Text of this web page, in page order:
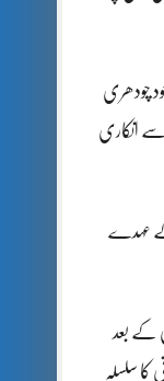
چودھری
انکاری
کے عہدے
کے بعد
کا سلسلہ